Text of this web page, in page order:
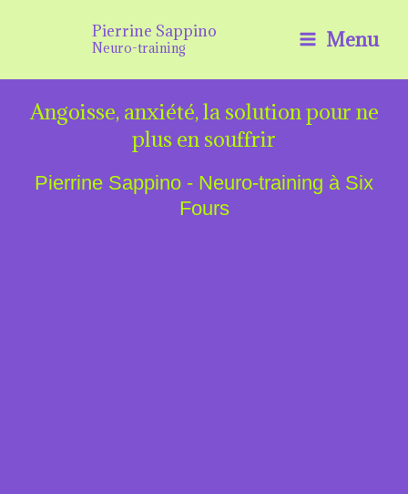
Pierrine Sappino
Neuro-training Menu
Angoisse, anxiété, la solution pour ne
plus en souffrir
Pierrine Sappino - Neuro-training à Six
Fours